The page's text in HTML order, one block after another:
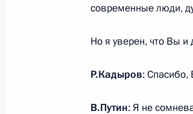
30 апреля 2025 года,
Бочаровым
современные люди,
Но я уверен, что Вы
Р.Кадыров:
В.Путин: Я не